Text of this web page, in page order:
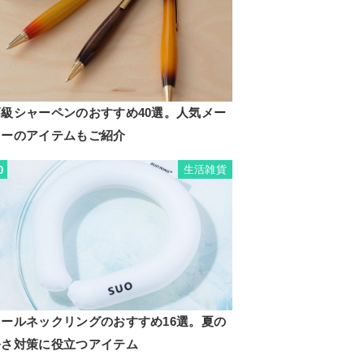
シャーペンのおすすめ40選。人気メー
ーのアイテムもご紹介
生活雑貨
ルネックリングのおすすめ16選。夏の
対策に役立つアイテム